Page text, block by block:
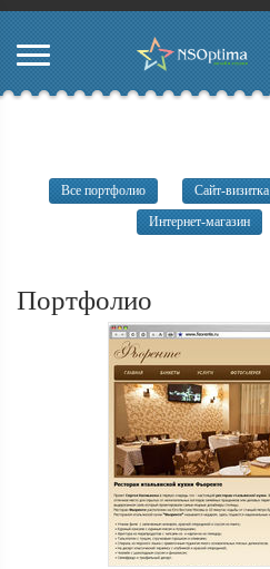
Все портфолио Сайт-визитка
Интернет-магазин
Портфолио